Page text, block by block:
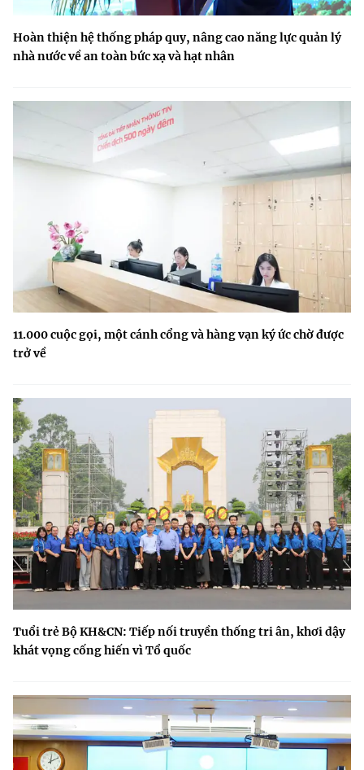
Hoàn thiện hệ thống pháp quy, nâng cao năng lực quản lý
nhà nước về an toàn bức xạ và hạt nhân
11.000 cuộc gọi, một cánh cổng và hàng vạn ký ức chờ được
trở về
Tuổi trẻ Bộ KH&CN: Tiếp nối truyền thống tri ân, khơi dậy
khát vọng cống hiến vì Tổ quốc